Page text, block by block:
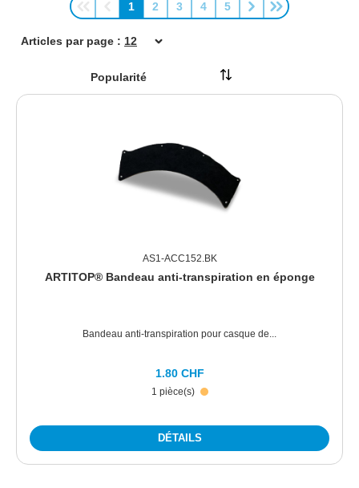
Page
1
Page
2
Page
3
Page
4
Page
5
Articles par page :
AS1-ACC152.BK
ARTITOP® Bandeau anti-transpiration en éponge
Bandeau anti-transpiration pour casque de...
1 pièce(s)
1.80 CHF
DÉTAILS